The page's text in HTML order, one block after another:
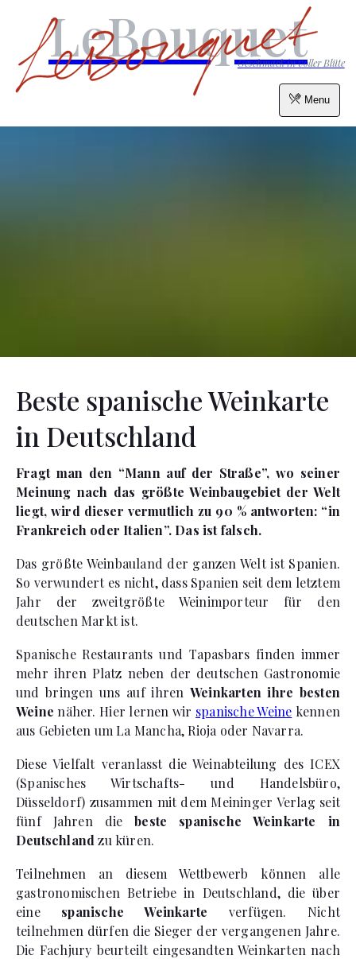
Menu
LeBouquet
Geschmack in voller Blüte
Beste spanische Weinkarte
in Deutschland
Fragt man den “Mann auf der Straße”, wo seiner
Meinung nach das größte Weinbaugebiet der Welt
liegt, wird dieser vermutlich zu 90 % antworten: “in
Frankreich oder Italien”. Das ist falsch.
Das größte Weinbauland der ganzen Welt ist Spanien.
So verwundert es nicht, dass Spanien seit dem letztem
Jahr der zweitgrößte Weinimporteur für den
deutschen Markt ist.
Spanische Restaurants und Tapasbars finden immer
mehr ihren Platz neben der deutschen Gastronomie
und bringen uns auf ihren Weinkarten ihre besten
Weine näher. Hier lernen wir spanische Weine kennen
aus Gebieten um La Mancha, Rioja oder Navarra.
Diese Vielfalt veranlasst die Weinabteilung des ICEX
(Spanisches Wirtschafts- und Handelsbüro,
Düsseldorf) zusammen mit dem Meininger Verlag seit
fünf Jahren diebeste spanische Weinkarte in
Deutschland zu küren.
Teilnehmen an diesem Wettbewerb können alle
gastronomischen Betriebe in Deutschland, die über
eine spanische Weinkarte verfügen. Nicht
teilnehmen dürfen die Sieger der vergangenen Jahre.
Die Fachjury beurteilt eingesandten Weinkarten nach